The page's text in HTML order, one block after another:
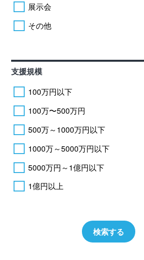
展示会
その他
支援規模
100万円以下
100万〜500万円
500万～1000万円以下
1000万～5000万円以下
5000万円～1億円以下
1億円以上